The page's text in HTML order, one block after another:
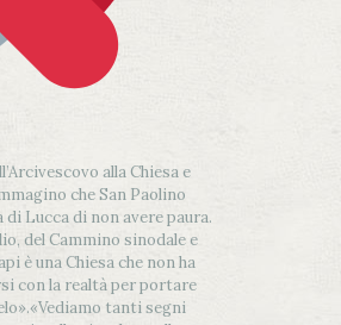
alla Chiesa e
che San Paolino
di Lucca di non avere paura.
del Cammino sinodale e
è una Chiesa che non ha
con la realtà per portare
.«Vediamo tanti segni